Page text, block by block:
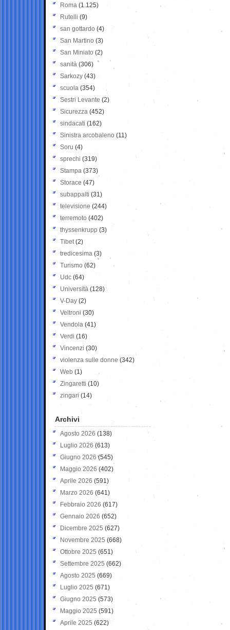
Roma (1.125)
Rutelli (9)
san gottardo (4)
San Martino (3)
San Miniato (2)
sanità (306)
Sarkozy (43)
scuola (354)
Sestri Levante (2)
Sicurezza (452)
sindacati (162)
Sinistra arcobaleno (11)
Soru (4)
sprechi (319)
Stampa (373)
Storace (47)
subappalti (31)
televisione(244)
terremoto (402)
thyssenkrupp (3)
Tibet(2)
tredicesima (3)
Turismo (62)
Udc (64)
Università (128)
V-Day (2)
Veltroni (30)
Vendola (41)
Verdi (16)
Vincenzi (30)
violenza sulle donne (342)
Web (1)
Zingaretti (10)
zingari (14)
Archivi
Agosto 2026 (138)
Luglio 2026 (613)
Giugno 2026 (545)
Maggio 2026 (402)
Aprile 2026 (591)
Marzo 2026 (641)
Febbraio 2026 (617)
Gennaio 2026 (652)
Dicembre 2025 (627)
Novembre 2025 (668)
Ottobre 2025 (651)
Settembre 2025 (662)
Agosto 2025 (669)
Luglio 2025 (671)
Giugno 2025 (573)
Maggio 2025 (591)
Aprile 2025 (622)